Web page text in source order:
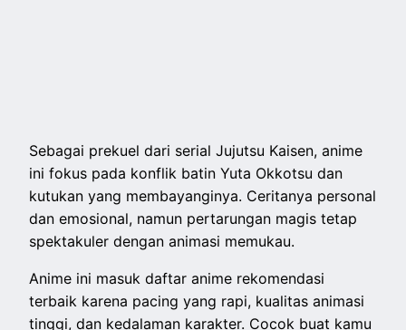
Sebagai prekuel dari serial Jujutsu Kaisen, anime
ini fokus pada konflik batin Yuta Okkotsu dan
kutukan yang membayanginya. Ceritanya personal
dan emosional, namun pertarungan magis tetap
spektakuler dengan animasi memukau.
Anime ini masuk daftar anime rekomendasi
terbaik karena pacing yang rapi, kualitas animasi
tinggi, dan kedalaman karakter. Cocok buat kamu